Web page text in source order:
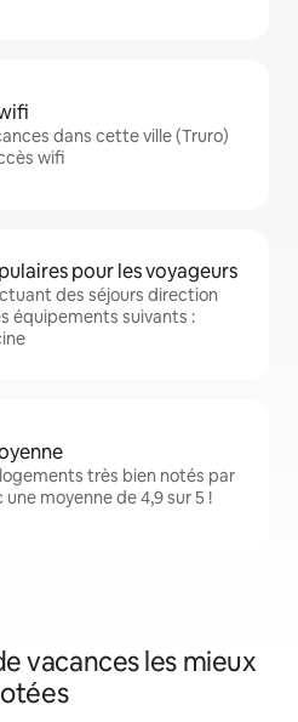
dans cette ville (Truro)
wifi
pour les voyageurs
des séjours direction
équipements suivants :
très bien notés par
moyenne de 4,9 sur 5 !
vacances les mieux